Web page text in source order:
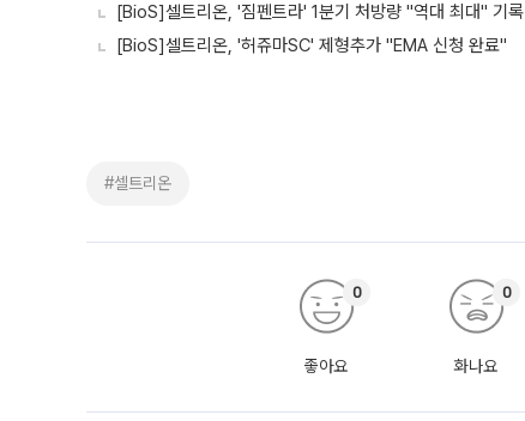
[BioS]셀트리온, '짐펜트라' 1분기 처방량 "역대 최대" 기록
[BioS]셀트리온, '허쥬마SC' 제형추가 "EMA 신청 완료"
#셀트리온
좋아요
0
화나요
0